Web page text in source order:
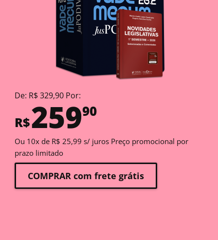
De: R$ 329,90 Por:
R$25990
Ou 10x de R$ 25,99 s/ juros Preço promocional por
prazo limitado
COMPRAR com frete grátis